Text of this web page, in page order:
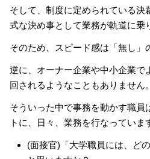
そして、制度に定められている決
式な決め事として業務が軌道に乗
そのため、スピード感は「無し」
逆に、オーナー企業や中小企業で
回されるようなこともありません。
そういった中で事務を動かす職員
トに、日々、業務を行なっていま
(面接官)「大学職員には、ど